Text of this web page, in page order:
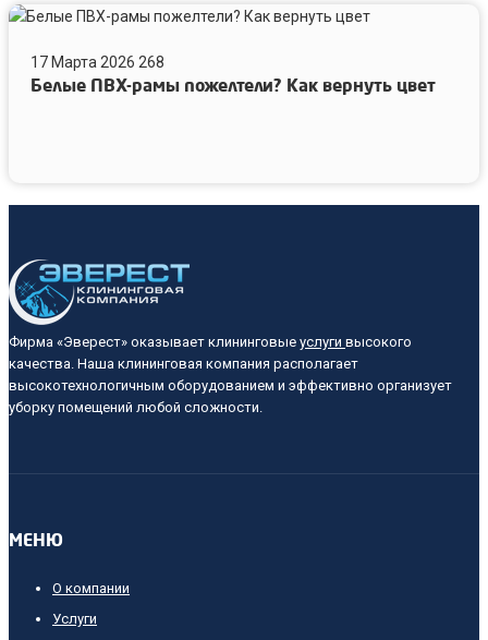
Белые
рамы
пожелтели?
17 Марта 2026 268
Белые ПВХ-рамы пожелтели? Как вернуть цвет
Фирма «Эверест» оказывает клининговые услуги высокого
качества. Наша клининговая компания располагает
высокотехнологичным оборудованием и эффективно организует
уборку помещений любой сложности.
МЕНЮ
О компании
Услуги